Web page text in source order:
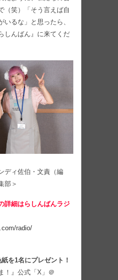
（笑）「そう言えば自
るな」と思ったら、
しんばん』に来てくだ
ディ佐伯・文責（編
部＞
詳細はらしんばんラジ
radio/
を1名にプレゼント！
！』公式「X」＠